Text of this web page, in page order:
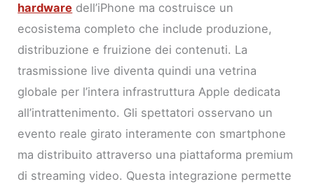
hardware dell’iPhone ma costruisce un
ecosistema completo che include produzione,
distribuzione e fruizione dei contenuti. La
trasmissione live diventa quindi una vetrina
globale per l’intera infrastruttura Apple dedicata
all’intrattenimento. Gli spettatori osservano un
evento reale girato interamente con smartphone
ma distribuito attraverso una piattaforma premium
di streaming video. Questa integrazione permette